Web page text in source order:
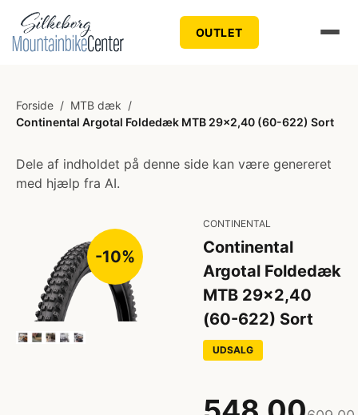
OUTLET
Forside / MTB dæk /
Continental Argotal Foldedæk MTB 29x2,40 (60-622) Sort
Dele af indholdet på denne side kan være genereret
med hjælp fra AI.
-10%
CONTINENTAL
Continental
Argotal Foldedæk
MTB 29x2,40
(60-622) Sort
UDSALG